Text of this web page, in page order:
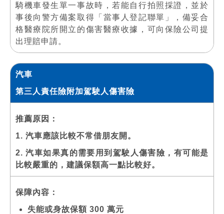
騎機車發生單一事故時，若能自行拍照採證，並於
事後向警方備案取得「當事人登記聯單」，備妥合
格醫療院所開立的傷害醫療收據，可向保險公司提
出理賠申請。
汽車
第三人責任險附加駕駛人傷害險
推薦原因：
1. 汽車應該比較不常借朋友開。
2. 汽車如果真的需要用到駕駛人傷害險，有可能是
比較嚴重的，建議保額高一點比較好。
保障內容：
失能或身故保額 300 萬元